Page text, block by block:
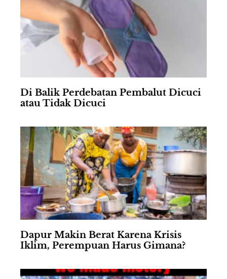
Di Balik Perdebatan Pembalut Dicuci
atau Tidak Dicuci
Dapur Makin Berat Karena Krisis
Iklim, Perempuan Harus Gimana?